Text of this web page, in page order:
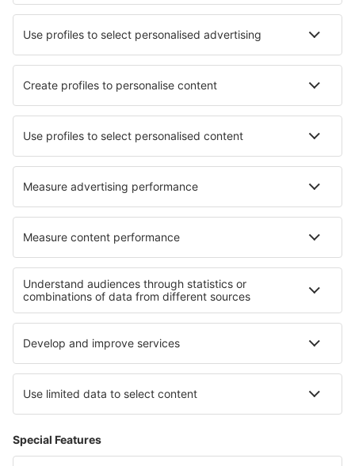
Aplicație mobilă
Companii aeriene
Wizz Air
FlyOne
Air Moldova
HiSky
Blue Air
Ryanair
Despre eSky
Termeni şi condiţii
Rezervările mele
Politica de confidențialitate
Asistenţă şi contact
Țări